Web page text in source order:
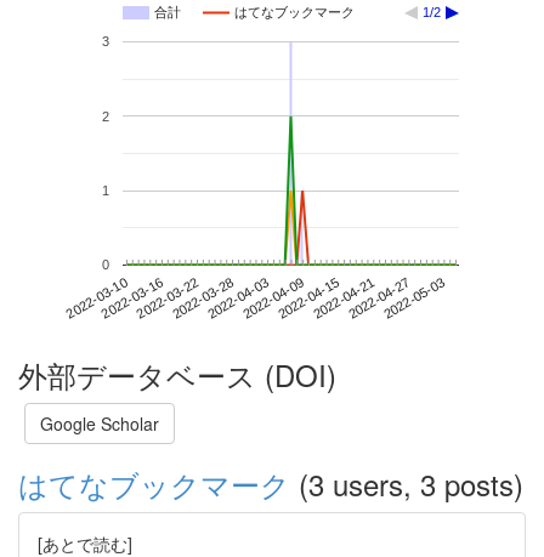
合計 はてなブックマーク 1/2
2022-03-102022-03-162022-03-222022-03-282022-04-032022-04-092022-04-152022-04-212022-04-272022-05-03
0
1
2
3
外部データベース (DOI)
Google Scholar
はてなブックマーク (3 users, 3 posts)
[あとで読む]